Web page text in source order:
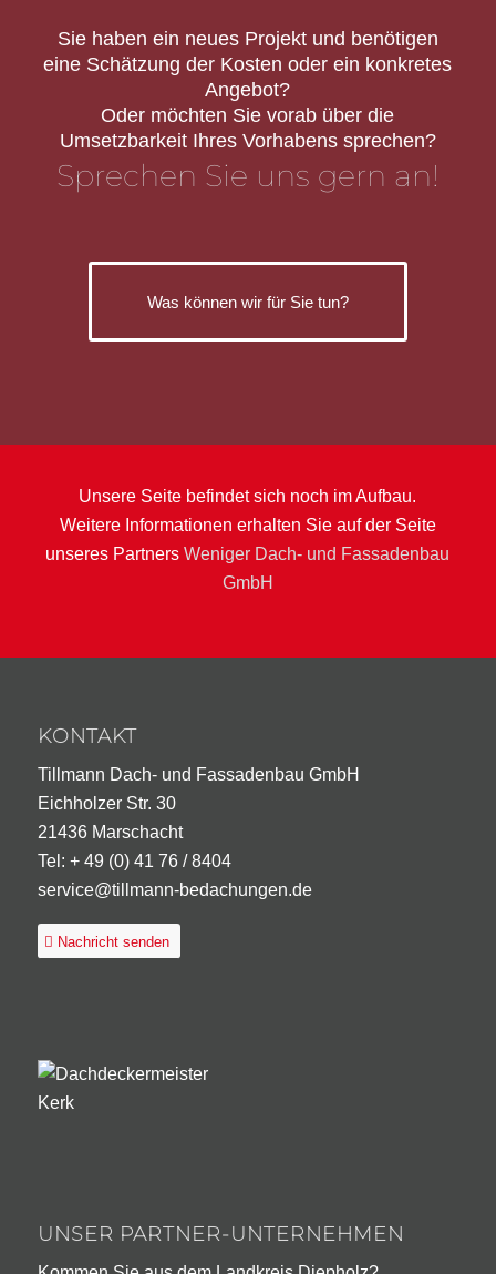
Sie haben ein neues Projekt und benötigen
eine Schätzung der Kosten oder ein konkretes
Angebot?
Oder möchten Sie vorab über die
Umsetzbarkeit Ihres Vorhabens sprechen?
Sprechen Sie uns gern an!
Was können wir für Sie tun?
Unsere Seite befindet sich noch im Aufbau.
Weitere Informationen erhalten Sie auf der Seite
unseres PartnersWeniger Dach- und Fassadenbau
GmbH
KONTAKT
Tillmann Dach- und Fassadenbau GmbH
Eichholzer Str. 30
21436 Marschacht
Tel: + 49 (0) 41 76 / 8404
service@tillmann-bedachungen.de
Nachricht senden
UNSER PARTNER-UNTERNEHMEN